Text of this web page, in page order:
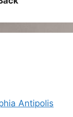
Antipolis